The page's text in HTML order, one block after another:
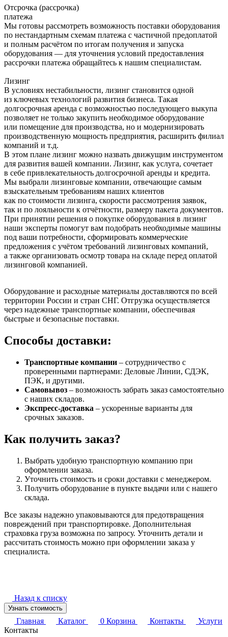
Отсрочка (рассрочка)
платежа
Мы готовы рассмотреть возможность поставки оборудования
по нестандартным схемам платежа с частичной предоплатой
и полным расчётом по итогам получения и запуска
оборудования — для уточнения условий предоставления
рассрочки платежа обращайтесь к нашим специалистам.
Лизинг
В условиях нестабильности, лизинг становится одной
из ключевых технологий развития бизнеса. Такая
долгосрочная аренда с возможностью последующего выкупа
позволяет не только закупить необходимое оборудование
или помещение для производства, но и модернизировать
производственную мощность предприятия, расширить филиал
компаний и т.д.
В этом плане лизинг можно назвать движущим инструментом
для развития вашей компании. Лизинг, как услуга, сочетает
в себе привлекательность долгосрочной аренды и кредита.
Мы выбрали лизинговые компании, отвечающие самым
взыскательным требованиям наших клиентов
как по стоимости лизинга, скорости рассмотрения заявок,
так и по лояльности к отчётности, размеру пакета документов.
При принятии решения о покупке оборудования в лизинг
наши эксперты помогут вам подобрать необходимые машины
под ваши потребности, сформировать коммерческие
предложения с учётом требований лизинговых компаний,
а также организовать осмотр товара на складе перед оплатой
лизинговой компанией.
Оборудование и расходные материалы доставляются по всей
территории России и стран СНГ. Отгрузка осуществляется
через надежные транспортные компании, обеспечивая
быстрые и безопасные поставки.
Способы доставки:
Транспортные компании – сотрудничество с
проверенными партнерами: Деловые Линии, СДЭК,
ПЭК, и другими.
Самовывоз – возможность забрать заказ самостоятельно
с наших складов.
Экспресс-доставка – ускоренные варианты для
срочных заказов.
Как получить заказ?
Выбрать удобную транспортную компанию при
оформлении заказа.
Уточнить стоимость и сроки доставки с менеджером.
Получить оборудование в пункте выдачи или с нашего
склада.
Все заказы надежно упаковываются для предотвращения
повреждений при транспортировке. Дополнительная
страховка груза возможна по запросу. Уточнить детали и
рассчитать стоимость можно при оформлении заказа у
специалиста.
Назад к списку
Узнать стоимость
Главная Каталог 0 Корзина Контакты
Услуги
Контакты